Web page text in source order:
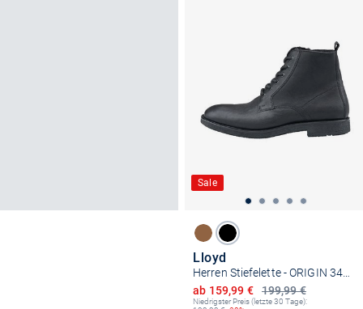
Sale
Lloyd
199,99 €
Ermäßigter Preis
ab 159,99 €
Niedrigster Preis (letzte 30 Tage):